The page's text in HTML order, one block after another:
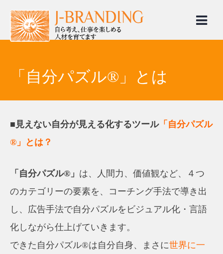
content
「自分パズル®」とは
■見えない自分が見える化するツール「自分パズル
®」とは？
「自分パズル®」 は、人間力、価値観など、４つ
のカテゴリーの要素を、コーチング手法で導き出
し、広告手法で自分パズルをビジュアル化・言語
化しながら仕上げていきます。
できた自分パズル®は自分自身、まさに世界に一